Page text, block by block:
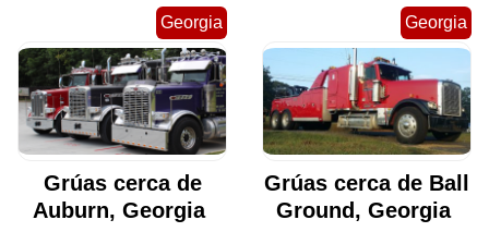
Georgia
Grúas cerca de
Auburn, Georgia
Georgia
Grúas cerca de Ball
Ground, Georgia